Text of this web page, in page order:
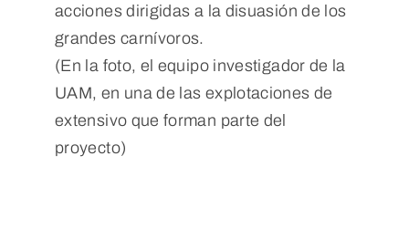
acciones dirigidas a la disuasión de los
grandes carnívoros.
(En la foto, el equipo investigador de la
UAM, en una de las explotaciones de
extensivo que forman parte del
proyecto)